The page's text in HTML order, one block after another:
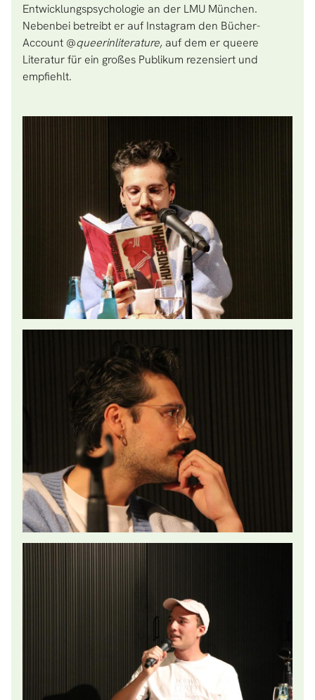
Entwicklungspsychologie an der LMU München.
Nebenbei betreibt er auf Instagram den Bücher-
Account @queerinliterature, auf dem er queere
Literatur für ein großes Publikum rezensiert und
empfiehlt.